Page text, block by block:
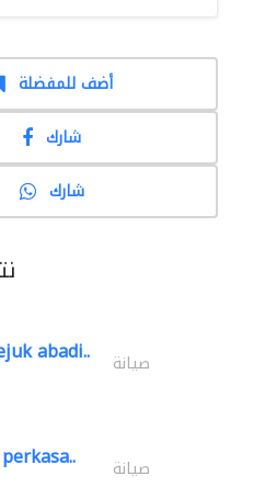
أضف للمفضلة
شارك
شارك
abadi.. صيانة
صيانة